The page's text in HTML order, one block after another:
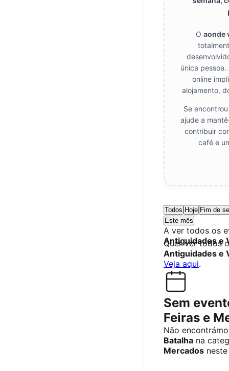
O aonde
única pessoa.
online
alojamento,
Se
ajude a
contribuir
café e
Todos Hoje Fim de
Este mês
A ver todos os
Antiguidades e
Quer ver todos
Antiguidades e
Veja aqui.
Sem
Feiras e
Não
Batalha na
Mercados